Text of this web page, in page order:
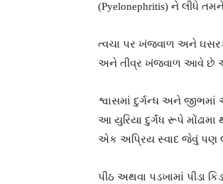
(Pyelonephritis) ને લીધે
ત્વચા પર ખંજવાળ અને
અને તીવ્ર ખંજવાળ આવે છે
શ્વાસમાં દુર્ગન્ધ અને જીભમાં
આ યુરિયા દુર્ગંધ રૂપે
એક અપ્રિય સ્વાદ જેવું પણ
પીઠ અથવા પડખામાં પીડા